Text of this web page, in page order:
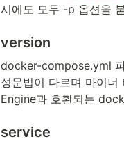
시에도 모두 -p 옵션을
version
docker-compose.yml
성문법이 다르며 마이
Engine과 호환되는
service